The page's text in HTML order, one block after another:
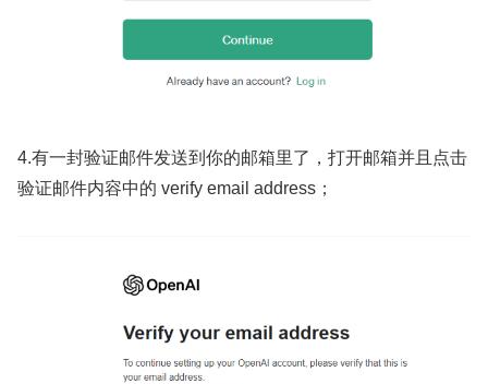
4.有一封验证邮件发送到你的邮箱里了，打开邮箱并且点击
验证邮件内容中的 verify email address；